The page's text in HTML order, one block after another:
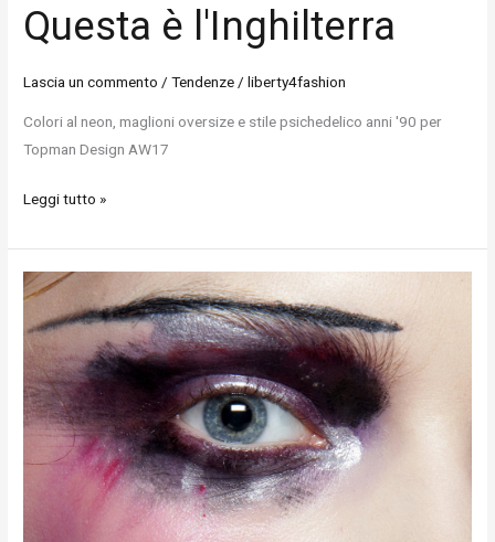
Questa è l'Inghilterra
Lascia un commento /Tendenze /liberty4fashion
Colori al neon, maglioni oversize e stile psichedelico anni '90 per
Topman Design AW17
Leggi tutto »
L'eterna
ricerca
dell'ispirazione
di
uno
stilista